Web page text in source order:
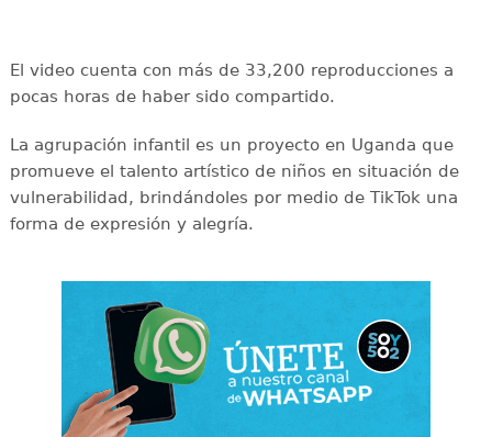
El video cuenta con más de 33,200 reproducciones a
pocas horas de haber sido compartido.
La agrupación infantil es un proyecto en Uganda que
promueve el talento artístico de niños en situación de
vulnerabilidad, brindándoles por medio de TikTok una
forma de expresión y alegría.